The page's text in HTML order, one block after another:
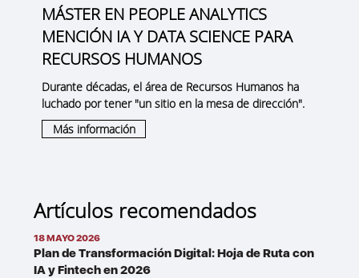
MÁSTER EN PEOPLE ANALYTICS
MENCIÓN IA Y DATA SCIENCE PARA
RECURSOS HUMANOS
Durante décadas, el área de Recursos Humanos ha
luchado por tener "un sitio en la mesa de dirección".
Más información
Artículos recomendados
18 MAYO 2026
Plan de Transformación Digital: Hoja de Ruta con
IA y Fintech en 2026